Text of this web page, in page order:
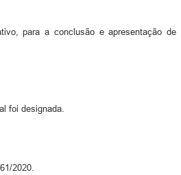
para a conclusão e apresentação de
foi designada.
2020.